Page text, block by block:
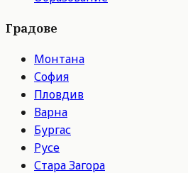
Градове
Монтана
София
Пловдив
Варна
Бургас
Русе
Стара Загора